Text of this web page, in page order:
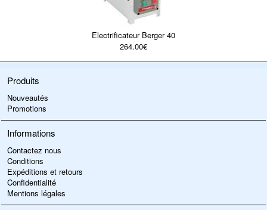
Electrificateur Berger 40
264.00€
Produits
Nouveautés
Promotions
Informations
Contactez nous
Conditions
Expéditions et retours
Confidentialité
Mentions légales